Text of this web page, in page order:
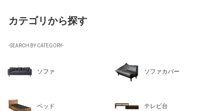
カテゴリから探す
-SEARCH BY CATEGORY-
ソファ ソファカバー
ベッド テレビ台